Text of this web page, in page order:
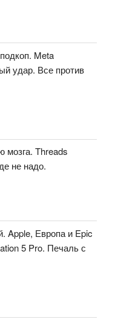
Meta
удар. Все против
Threads
не надо.
Apple, Европа и Epic
5 Pro. Печаль с